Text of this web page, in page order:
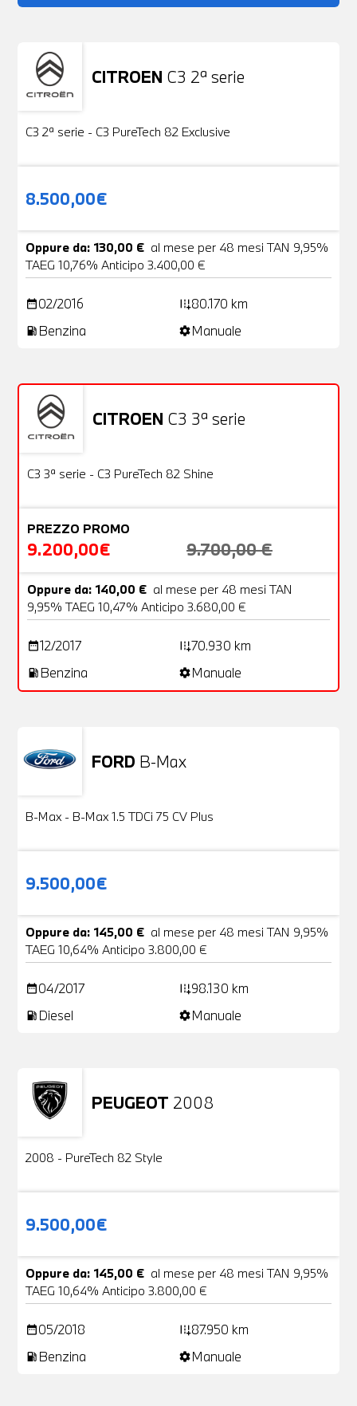
CITROEN C3 2ª serie
Usato
C3 2ª serie - C3 PureTech 82 Exclusive
8.500,00€
Oppure da: 130,00 € al mese per 48 mesi TAN 9,95%
TAEG 10,76% Anticipo 3.400,00 €
date_range02/2016 add_road80.170 km
local_gas_station Benzina settingsManuale
CITROEN C3 3ª serie
OFFERTA
Usato
C3 3ª serie - C3 PureTech 82 Shine
PREZZO PROMO
9.200,00€ 9.700,00 €
Oppure da: 140,00 € al mese per 48 mesi TAN
9,95% TAEG 10,47% Anticipo 3.680,00 €
date_range12/2017 add_road70.930 km
local_gas_station Benzina settingsManuale
FORD B-Max
B-Max - B-Max 1.5 TDCi 75 CV Plus
9.500,00€
Oppure da: 145,00 € al mese per 48 mesi TAN 9,95%
TAEG 10,64% Anticipo 3.800,00 €
date_range04/2017 add_road98.130 km
local_gas_station Diesel settingsManuale
PEUGEOT 2008
Usato
2008 - PureTech 82 Style
9.500,00€
Oppure da: 145,00 € al mese per 48 mesi TAN 9,95%
TAEG 10,64% Anticipo 3.800,00 €
date_range05/2018 add_road87.950 km
local_gas_station Benzina settingsManuale